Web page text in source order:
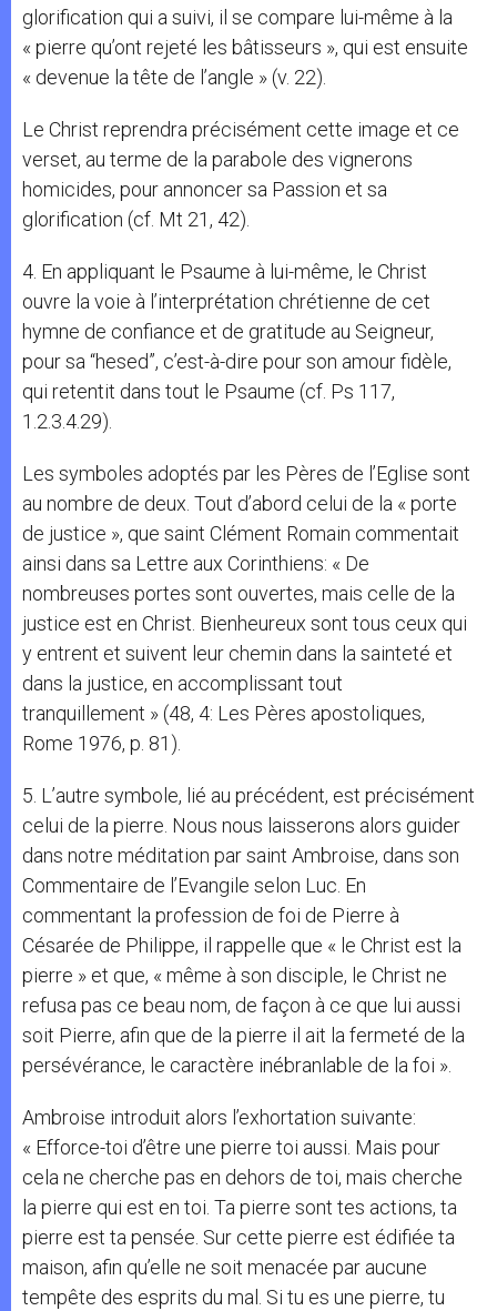
glorification qui a suivi, il se compare lui-même à la
« pierre qu’ont rejeté les bâtisseurs », qui est ensuite
« devenue la tête de l’angle » (v. 22).
Le Christ reprendra précisément cette image et ce
verset, au terme de la parabole des vignerons
homicides, pour annoncer sa Passion et sa
glorification (cf. Mt 21, 42).
4. En appliquant le Psaume à lui-même, le Christ
ouvre la voie à l’interprétation chrétienne de cet
hymne de confiance et de gratitude au Seigneur,
pour sa “hesed”, c’est-à-dire pour son amour fidèle,
qui retentit dans tout le Psaume (cf. Ps 117,
1.2.3.4.29).
Les symboles adoptés par les Pères de l’Eglise sont
au nombre de deux. Tout d’abord celui de la « porte
de justice », que saint Clément Romain commentait
ainsi dans sa Lettre aux Corinthiens: « De
nombreuses portes sont ouvertes, mais celle de la
justice est en Christ. Bienheureux sont tous ceux qui
y entrent et suivent leur chemin dans la sainteté et
dans la justice, en accomplissant tout
tranquillement » (48, 4: Les Pères apostoliques,
Rome 1976, p. 81).
5. L’autre symbole, lié au précédent, est précisément
celui de la pierre. Nous nous laisserons alors guider
dans notre méditation par saint Ambroise, dans son
Commentaire de l’Evangile selon Luc. En
commentant la profession de foi de Pierre à
Césarée de Philippe, il rappelle que « le Christ est la
pierre » et que, « même à son disciple, le Christ ne
refusa pas ce beau nom, de façon à ce que lui aussi
soit Pierre, afin que de la pierre il ait la fermeté de la
persévérance, le caractère inébranlable de la foi ».
Ambroise introduit alors l’exhortation suivante:
« Efforce-toi d’être une pierre toi aussi. Mais pour
cela ne cherche pas en dehors de toi, mais cherche
la pierre qui est en toi. Ta pierre sont tes actions, ta
pierre est ta pensée. Sur cette pierre est édifiée ta
maison, afin qu’elle ne soit menacée par aucune
tempête des esprits du mal. Si tu es une pierre, tu